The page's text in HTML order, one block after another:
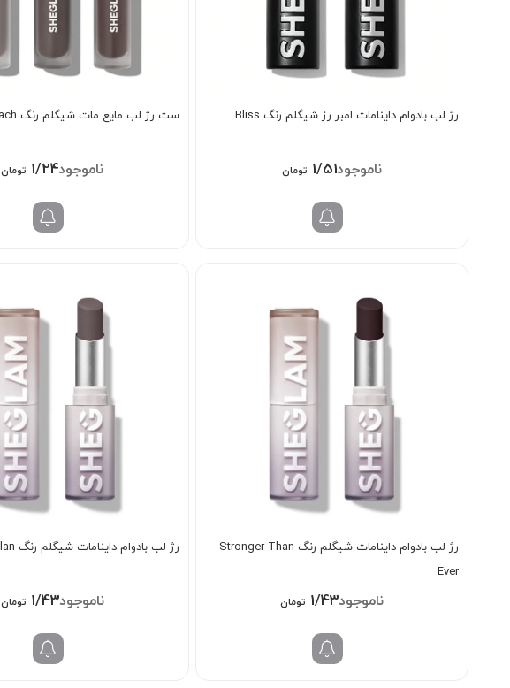
رژ لب بادوام داینامات امبر رز شیگلم رنگ Bliss
1/518/000 تومان
ست رژ لب مایع مات شیگلم رنگ Nude Beach
1/248/000 تومان
رژ لب بادوام داینامات شیگلم رنگ Stronger Than
Ever
1/438/000 تومان
رژ لب بادوام داینامات شیگلم رنگ A Bold Plan
1/438/000 تومان